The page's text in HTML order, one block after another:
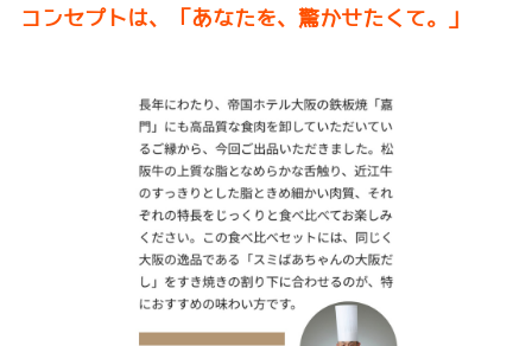
コンセプトは、「あなたを、驚かせたくて。」